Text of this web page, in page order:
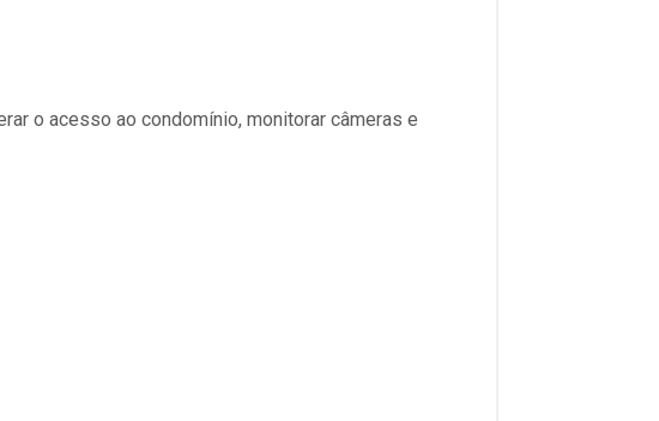
o acesso ao condomínio, monitorar câmeras e